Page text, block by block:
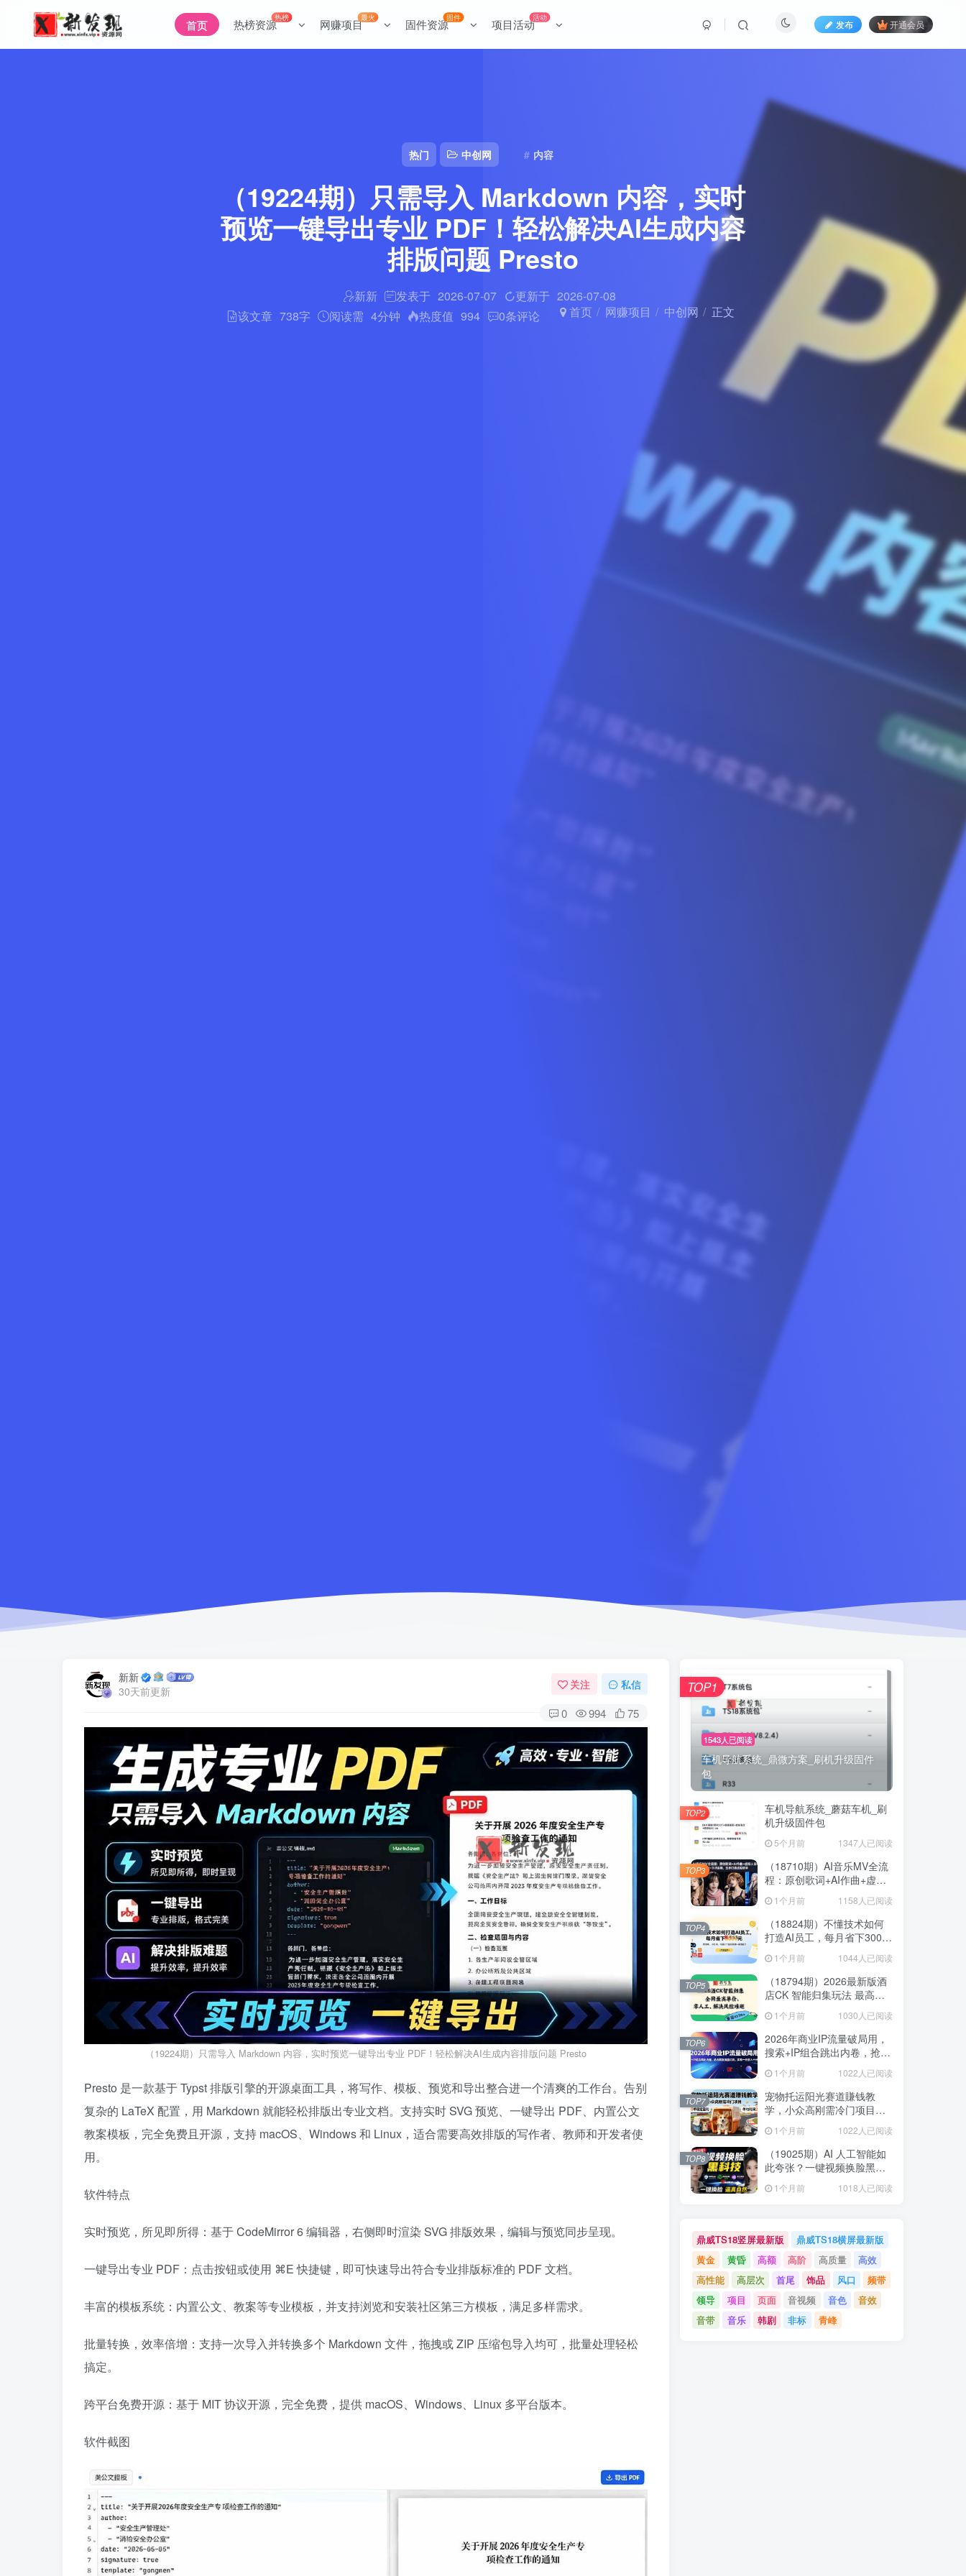
热门 中创网 内容
（19224期）只需导入 Markdown 内容，实时
预览一键导出专业 PDF！轻松解决AI生成内容
排版问题 Presto
新新 发表于 2026-07-07 更新于 2026-07-08
该文章 738字 阅读需 4分钟 热度值 994 0条评论 首页 网赚项目 中创网 正文
首页 热榜资源热榜 网赚项目最火 固件资源固件 项目活动活动
发布 开通会员
新新
30天前更新
关注 私信
0 994 75
（19224期）只需导入 Markdown 内容，实时预览一键导出专业 PDF！轻松解决AI生成内容排版问题 Presto
Presto 是一款基于 Typst 排版引擎的开源桌面工具，将写作、模板、预览和导出整合进一个清爽的工作台。告别
复杂的 LaTeX 配置，用 Markdown 就能轻松排版出专业文档。支持实时 SVG 预览、一键导出 PDF、内置公文
教案模板，完全免费且开源，支持 macOS、Windows 和 Linux，适合需要高效排版的写作者、教师和开发者使
用。
软件特点
实时预览，所见即所得：基于 CodeMirror 6 编辑器，右侧即时渲染 SVG 排版效果，编辑与预览同步呈现。
一键导出专业 PDF：点击按钮或使用 ⌘E 快捷键，即可快速导出符合专业排版标准的 PDF 文档。
丰富的模板系统：内置公文、教案等专业模板，并支持浏览和安装社区第三方模板，满足多样需求。
批量转换，效率倍增：支持一次导入并转换多个 Markdown 文件，拖拽或 ZIP 压缩包导入均可，批量处理轻松
搞定。
跨平台免费开源：基于 MIT 协议开源，完全免费，提供 macOS、Windows、Linux 多平台版本。
软件截图
1543人已阅读
车机导航系统_鼎微方案_刷机升级固件
包
TOP1
车机导航系统_蘑菇车机_刷
机升级固件包
5个月前 1347人已阅读
TOP2
（18710期）AI音乐MV全流
程：原创歌词+AI作曲+虚拟
步打造虚拟歌手
1个月前 1158人已阅读
TOP3
（18824期）不懂技术如何
打造AI员工，每月省下3000
个真实案例+开源提示
1个月前 1044人已阅读
TOP4
（18794期）2026最新版酒
店CK 智能归集玩法 最高单
解决风控难题
1个月前 1030人已阅读
TOP5
2026年商业IP流量破局用，
搜索+IP组合跳出内卷，抢占
入十分回报
1个月前 1022人已阅读
TOP6
宠物托运阳光赛道賺钱教
学，小众高刚需冷门项目，
日均10单稳定盈利，单均利
润200+
1个月前 1022人已阅读
TOP7
（19025期）AI 人工智能如
此夸张？一键视频换脸黑科
技，纯本地离线运行，本地
视频换脸娱乐工具， AI
1个月前 1018人已阅读
TOP8
鼎威TS18竖屏最新版
鼎威TS18横屏最新版
黄金
黄昏 高额 高阶 高质量
高效
高性能
高层次 首尾 饰品 风口
频带
领导
项目 页面 音视频 音色
音效
音带
音乐 韩剧 非标 青峰